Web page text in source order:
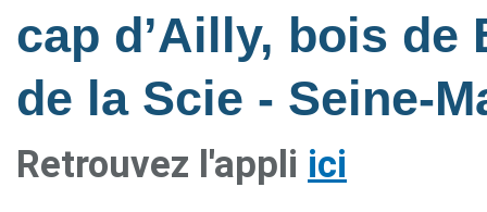
cap d’Ailly, bois
de la Scie - Seine-
Retrouvez l'appli ici